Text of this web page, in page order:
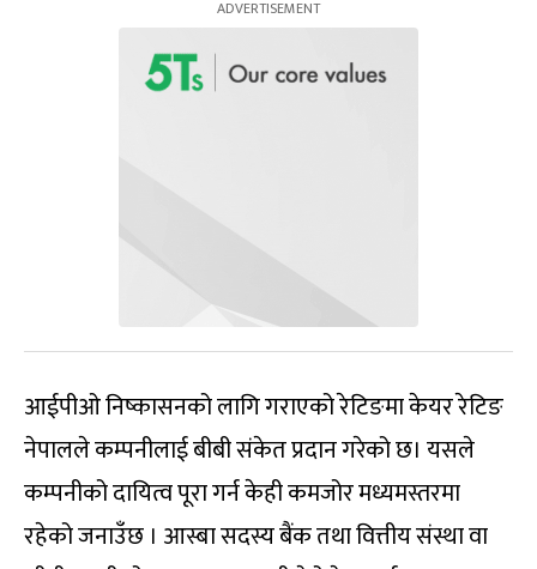
आईपीओ निष्कासनको लागि गराएको रेटिङमा केयर रेटिङ
नेपालले कम्पनीलाई बीबी संकेत प्रदान गरेको छ। यसले
कम्पनीको दायित्व पूरा गर्न केही कमजोर मध्यमस्तरमा
रहेको जनाउँछ । आस्बा सदस्य बैंक तथा वित्तीय संस्था वा